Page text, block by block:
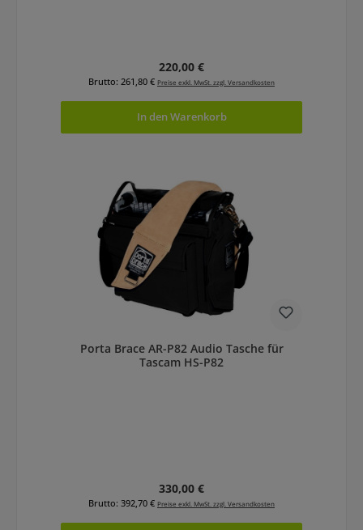
Regulärer Preis:
220,00 €
Brutto: 261,80 € Preise exkl. MwSt. zzgl. Versandkosten
In den Warenkorb
Porta Brace AR-P82 Audio Tasche für
Tascam HS-P82
Regulärer Preis:
330,00 €
Brutto: 392,70 € Preise exkl. MwSt. zzgl. Versandkosten